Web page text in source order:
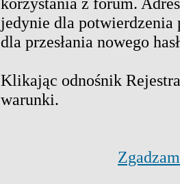
jedynie dla potwierdzenia
dla przesłania nowego
Klikając odnośnik
warunki.